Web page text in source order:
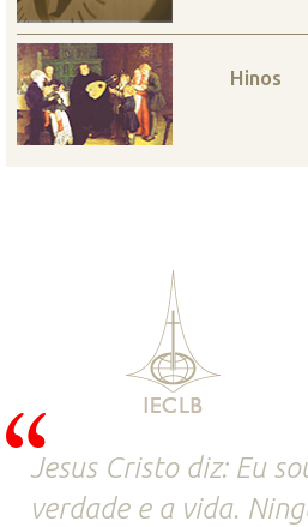
Hinos
Jesus Cristo diz: Eu
verdade e a vida.